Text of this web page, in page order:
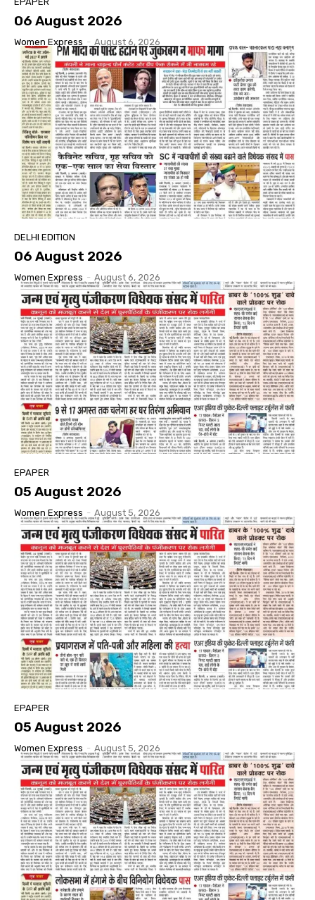
06 August 2026
Women Express - August 6, 2026
DELHI EDITION
06 August 2026
Women Express - August 6, 2026
EPAPER
05 August 2026
Women Express - August 5, 2026
EPAPER
05 August 2026
Women Express - August 5, 2026